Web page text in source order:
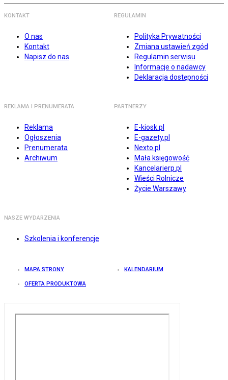
KONTAKT
O nas
Kontakt
Napisz do nas
REGULAMIN
Polityka Prywatności
Zmiana ustawień zgód
Regulamin serwisu
Informacje o nadawcy
Deklaracja dostępności
REKLAMA I PRENUMERATA
Reklama
Ogłoszenia
Prenumerata
Archiwum
PARTNERZY
E-kiosk.pl
E-gazety.pl
Nexto.pl
Mała księgowość
Kancelarierp.pl
Wieści Rolnicze
Życie Warszawy
NASZE WYDARZENIA
Szkolenia i konferencje
MAPA STRONY KALENDARIUM
OFERTA PRODUKTOWA